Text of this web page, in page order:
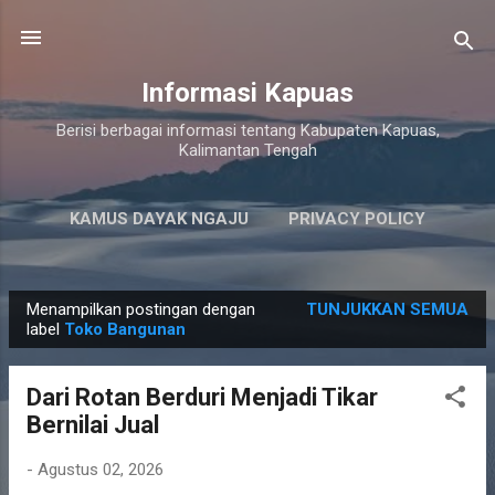
Informasi Kapuas
Berisi berbagai informasi tentang Kabupaten Kapuas,
Kalimantan Tengah
KAMUS DAYAK NGAJU PRIVACY POLICY
LAINNYA…
o
Menampilkan postingan dengan
label Toko Bangunan
TUNJUKKAN SEMUA
Dari Rotan Berduri Menjadi Tikar
Bernilai Jual
- Agustus 02, 2026